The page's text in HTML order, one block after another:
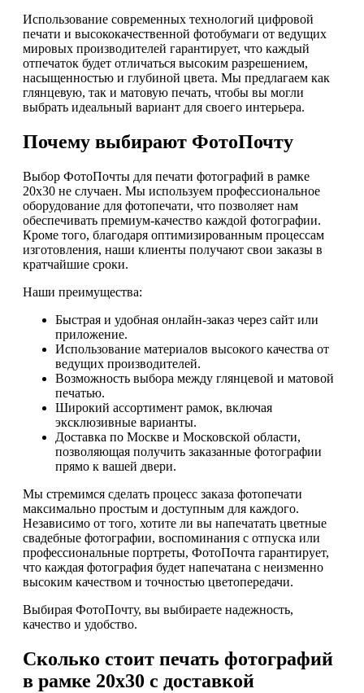
Использование современных технологий цифровой
печати и высококачественной фотобумаги от ведущих
мировых производителей гарантирует, что каждый
отпечаток будет отличаться высоким разрешением,
насыщенностью и глубиной цвета. Мы предлагаем как
глянцевую, так и матовую печать, чтобы вы могли
выбрать идеальный вариант для своего интерьера.
Почему выбирают ФотоПочту
Выбор ФотоПочты для печати фотографий в рамке
20х30 не случаен. Мы используем профессиональное
оборудование для фотопечати, что позволяет нам
обеспечивать премиум-качество каждой фотографии.
Кроме того, благодаря оптимизированным процессам
изготовления, наши клиенты получают свои заказы в
кратчайшие сроки.
Наши преимущества:
Быстрая и удобная онлайн-заказ через сайт или
приложение.
Использование материалов высокого качества от
ведущих производителей.
Возможность выбора между глянцевой и матовой
печатью.
Широкий ассортимент рамок, включая
эксклюзивные варианты.
Доставка по Москве и Московской области,
позволяющая получить заказанные фотографии
прямо к вашей двери.
Мы стремимся сделать процесс заказа фотопечати
максимально простым и доступным для каждого.
Независимо от того, хотите ли вы напечатать цветные
свадебные фотографии, воспоминания с отпуска или
профессиональные портреты, ФотоПочта гарантирует,
что каждая фотография будет напечатана с неизменно
высоким качеством и точностью цветопередачи.
Выбирая ФотоПочту, вы выбираете надежность,
качество и удобство.
Сколько стоит печать фотографий
в рамке 20х30 с доставкой